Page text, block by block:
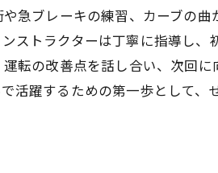
急ブレーキの練習、カーブの曲
ストラクターは丁寧に指導し、
転の改善点を話し合い、次回
活躍するための第一歩として、